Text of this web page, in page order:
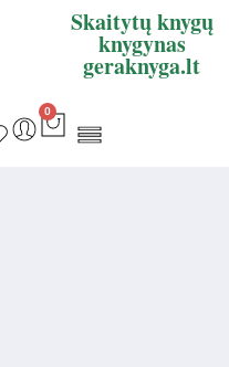
Skaitytų knygų
knygynas
geraknyga.lt
0